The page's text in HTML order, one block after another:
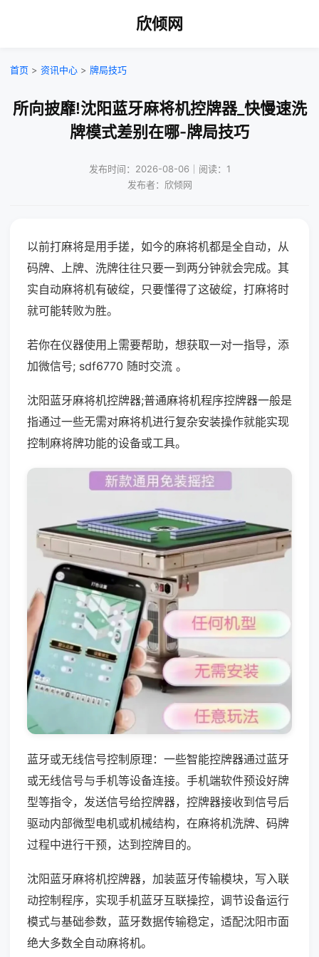
欣倾网
首页 > 资讯中心 > 牌局技巧
所向披靡!沈阳蓝牙麻将机控牌器_快慢速洗
牌模式差别在哪-牌局技巧
发布时间：2026-08-06｜阅读：1
发布者：欣倾网
以前打麻将是用手搓，如今的麻将机都是全自动，从
码牌、上牌、洗牌往往只要一到两分钟就会完成。其
实自动麻将机有破绽，只要懂得了这破绽，打麻将时
就可能转败为胜。
若你在仪器使用上需要帮助，想获取一对一指导，添
加微信号; sdf6770 随时交流 。
沈阳蓝牙麻将机控牌器;普通麻将机程序控牌器一般是
指通过一些无需对麻将机进行复杂安装操作就能实现
控制麻将牌功能的设备或工具。
蓝牙或无线信号控制原理：一些智能控牌器通过蓝牙
或无线信号与手机等设备连接。手机端软件预设好牌
型等指令，发送信号给控牌器，控牌器接收到信号后
驱动内部微型电机或机械结构，在麻将机洗牌、码牌
过程中进行干预，达到控牌目的。
沈阳蓝牙麻将机控牌器，加装蓝牙传输模块，写入联
动控制程序，实现手机蓝牙互联操控，调节设备运行
模式与基础参数，蓝牙数据传输稳定，适配沈阳市面
绝大多数全自动麻将机。